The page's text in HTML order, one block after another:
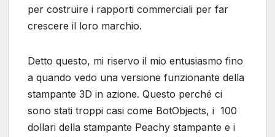
per costruire i rapporti commerciali per far
crescere il loro marchio.
Detto questo, mi riservo il mio entusiasmo fino
a quando vedo una versione funzionante della
stampante 3D in azione. Questo perché ci
sono stati troppi casi come BotObjects, i 100
dollari della stampante Peachy stampante e i